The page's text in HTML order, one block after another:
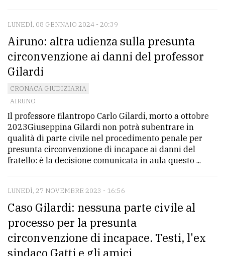
policy
LUNEDÌ, 08 GENNAIO 2024 - 20:39
Airuno: altra udienza sulla presunta
circonvenzione ai danni del professor
Gilardi
CRONACA GIUDIZIARIA
AIRUNO
Il professore filantropo Carlo Gilardi, morto a ottobre
2023Giuseppina Gilardi non potrà subentrare in
qualità di parte civile nel procedimento penale per
presunta circonvenzione di incapace ai danni del
fratello: è la decisione comunicata in aula questo ...
LUNEDÌ, 27 NOVEMBRE 2023 - 16:56
Caso Gilardi: nessuna parte civile al
processo per la presunta
circonvenzione di incapace. Testi, l'ex
sindaco Gatti e gli amici